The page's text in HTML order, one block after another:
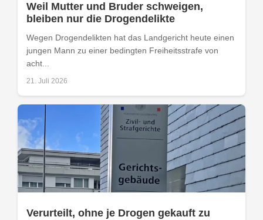
Weil Mutter und Bruder schweigen,
bleiben nur die Drogendelikte
Wegen Drogendelikten hat das Landgericht heute einen
jungen Mann zu einer bedingten Freiheitsstrafe von
acht...
21. Juli 2026
Verurteilt, ohne je Drogen gekauft zu